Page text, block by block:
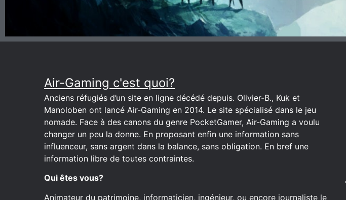
Air-Gaming c'est quoi?
Anciens réfugiés d’un site en ligne décédé depuis. Olivier-B., Kuk et
Manoloben ont lancé Air-Gaming en 2014. Le site spécialisé dans le jeu
nomade. Face à des canons du genre PocketGamer, Air-Gaming a voulu
changer un peu la donne. En proposant enfin une information sans
influenceur, sans argent dans la balance, sans obligation. En bref une
information libre de toutes contraintes.
Qui êtes vous?
Animateur du patrimoine, informaticien, ingénieur, ou encore journaliste le